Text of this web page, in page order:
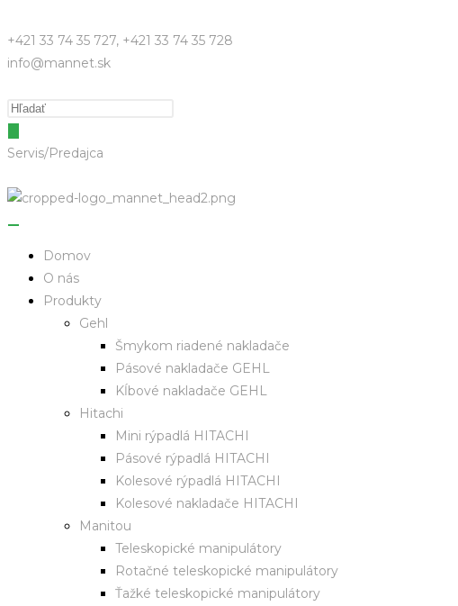
+421 33 74 35 727, +421 33 74 35 728
info@mannet.sk
Servis/Predajca
Domov
O nás
Produkty
Gehl
Šmykom riadené nakladače
Pásové nakladače GEHL
Kĺbové nakladače GEHL
Hitachi
Mini rýpadlá HITACHI
Pásové rýpadlá HITACHI
Kolesové rýpadlá HITACHI
Kolesové nakladače HITACHI
Manitou
Teleskopické manipulátory
Rotačné teleskopické manipulátory
Ťažké teleskopické manipulátory